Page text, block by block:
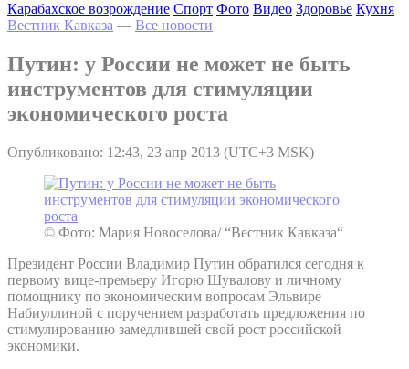
Карабахское возрождение Спорт Фото Видео Здоровье Кухня
Вестник Кавказа — Все новости
Путин: у России не может не быть
инструментов для стимуляции
экономического роста
Опубликовано: 12:43, 23 апр 2013 (UTC+3 MSK)
© Фото: Мария Новоселова/ “Вестник Кавказа“
Президент России Владимир Путин обратился сегодня к
первому вице-премьеру Игорю Шувалову и личному
помощнику по экономическим вопросам Эльвире
Набиуллиной с поручением разработать предложения по
стимулированию замедлившей свой рост российской
экономики.